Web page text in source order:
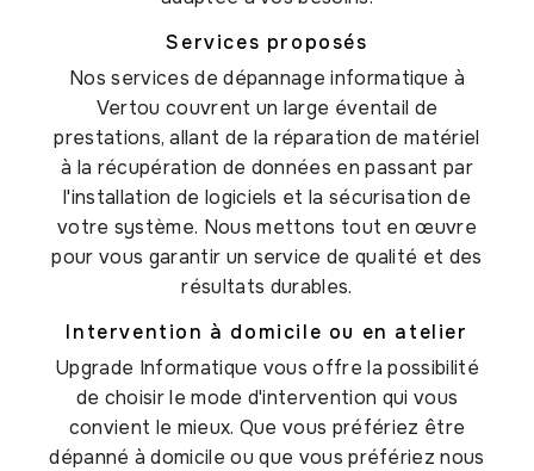
Services proposés
Nos services de dépannage informatique à
Vertou couvrent un large éventail de
prestations, allant de la réparation de matériel
à la récupération de données en passant par
l'installation de logiciels et la sécurisation de
votre système. Nous mettons tout en œuvre
pour vous garantir un service de qualité et des
résultats durables.
Intervention à domicile ou en atelier
Upgrade Informatique vous offre la possibilité
de choisir le mode d'intervention qui vous
convient le mieux. Que vous préfériez être
dépanné à domicile ou que vous préfériez nous